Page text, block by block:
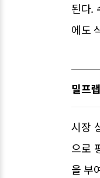
된다.
에도
밀프
시장
으로
을 부